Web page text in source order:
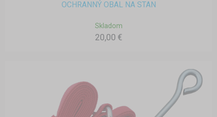
OCHRANNÝ OBAL NA STAN
Skladom
20,00 €